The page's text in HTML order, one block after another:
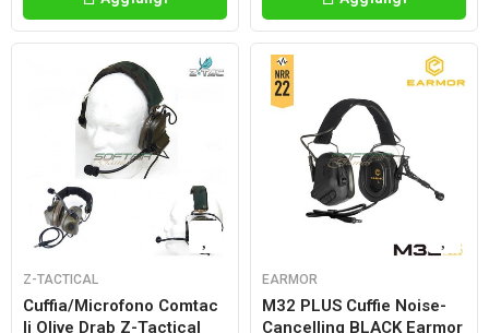
Z-TACTICAL
Cuffia/microfono Comtac
Ii Olive Drab Z-Tactical
EARMOR
M32 PLUS Cuffie Noise-
Cancelling BLACK Earmor